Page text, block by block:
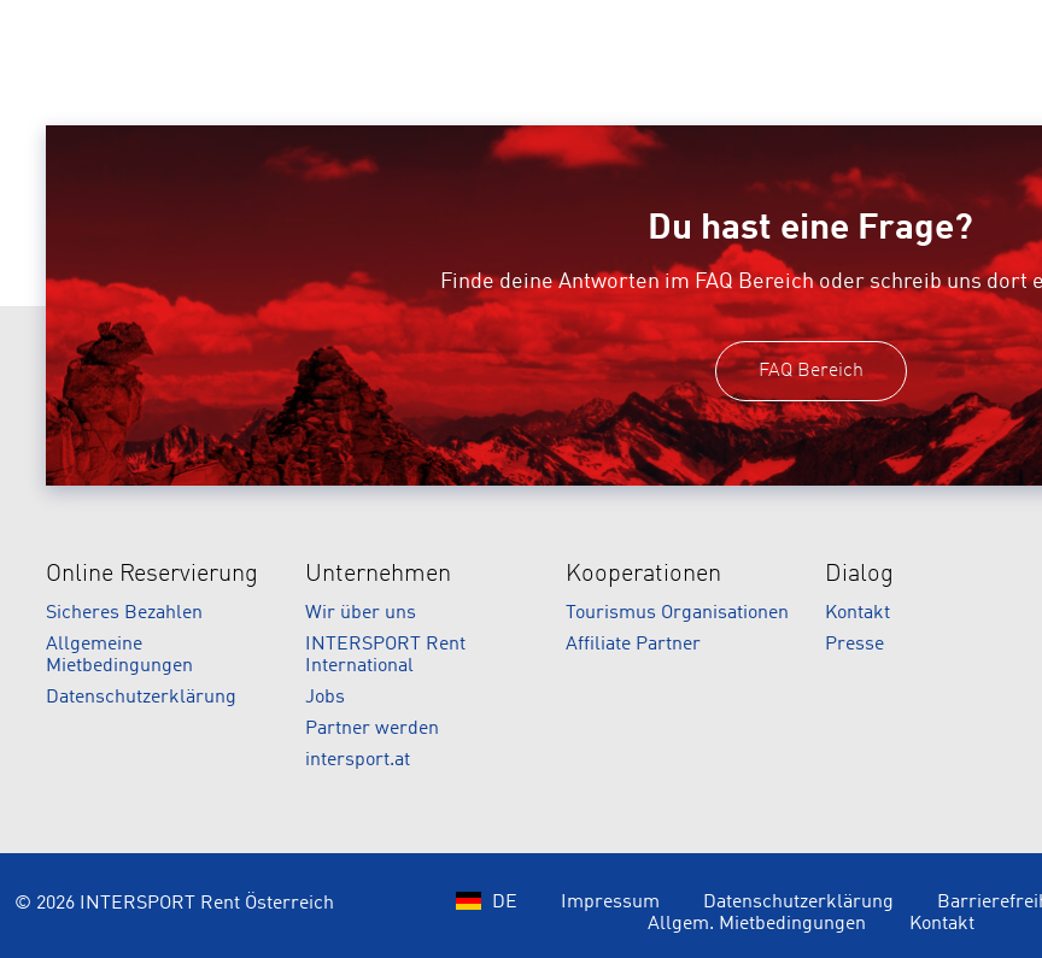
Du hast eine Frage?
Finde deine Antworten im FAQ Bereich oder schreib uns dort
FAQ Bereich
Online Reservierung
Sicheres Bezahlen
Allgemeine
Mietbedingungen
Datenschutzerklärung
Unternehmen
Wir über uns
INTERSPORT Rent
International
Jobs
Partner werden
intersport.at
Kooperationen
Tourismus Organisationen
Affiliate Partner
Dialog
Kontakt
Presse
© 2026 INTERSPORT Rent Österreich DE Impressum Datenschutzerklärung
Allgem. Mietbedingungen
Kontakt